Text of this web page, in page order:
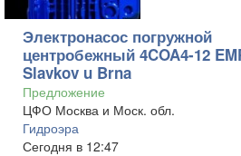
Электронасос погружной
центробежный 4COA4-12
Slavkov u Brna
Предложение
ЦФО Москва и Моск. обл.
Гидроэра
Сегодня в 12:47